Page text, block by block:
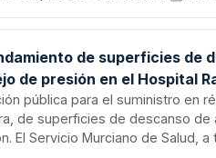
de superficies de
de presión en el Hospital
pública para el suministro en
de superficies de descanso de
El Servicio Murciano de Salud,